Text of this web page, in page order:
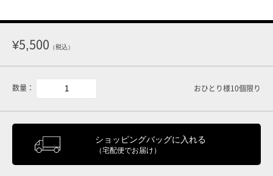
¥5,500 （税込）
数量： おひとり様10個限り
ショッピングバッグに入れる
（宅配便でお届け）